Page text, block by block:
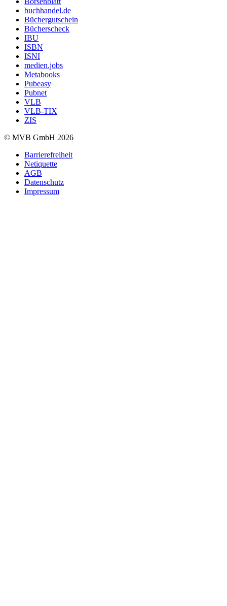
buchhandel.de
Büchergutschein
Bücherscheck
IBU
ISBN
ISNI
medien.jobs
Metabooks
Pubeasy
Pubnet
VLB
VLB-TIX
ZIS
© MVB GmbH 2026
Barrierefreiheit
Netiquette
AGB
Datenschutz
Impressum